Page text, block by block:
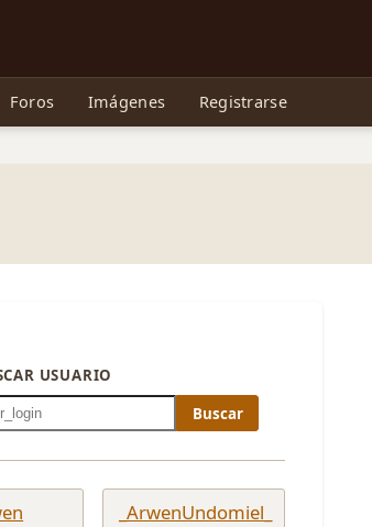
y más
Foros Imágenes Registrarse
USUARIO
Buscar
_ArwenUndomiel_